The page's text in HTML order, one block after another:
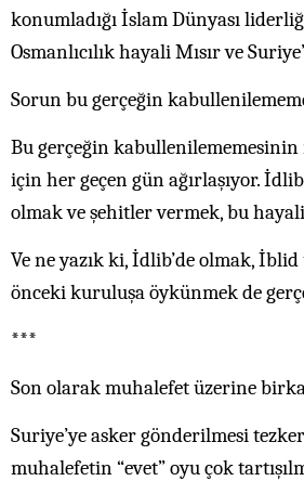
konumladığı İslam Dünyası
Osmanlıcılık hayali Mısır ve
Sorun bu gerçeğin
Bu gerçeğin
için her geçen gün ağırlaşıyor.
olmak ve şehitler vermek, bu
Ve ne yazık ki, İdlib’de olmak,
önceki kuruluşa öykünmek de
***
Son olarak muhalefet üzerine
Suriye’ye asker gönderilmesi
muhalefetin “evet” oyu çok